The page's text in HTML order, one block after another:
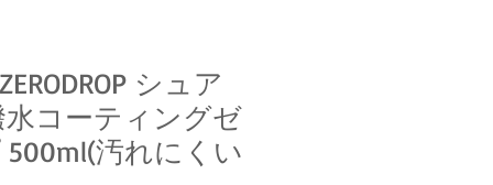
シュア
コーティングゼ
汚れにくい